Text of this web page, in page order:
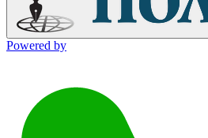
Powered by